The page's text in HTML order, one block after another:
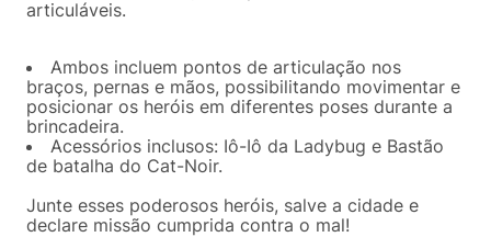
articuláveis.
Ambos incluem pontos de articulação nos
braços, pernas e mãos, possibilitando movimentar e
posicionar os heróis em diferentes poses durante a
brincadeira.
Acessórios inclusos: Iô-Iô da Ladybug e Bastão
de batalha do Cat-Noir.
Junte esses poderosos heróis, salve a cidade e
declare missão cumprida contra o mal!